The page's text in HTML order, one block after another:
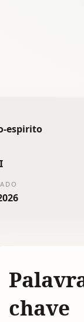
espirito
chave